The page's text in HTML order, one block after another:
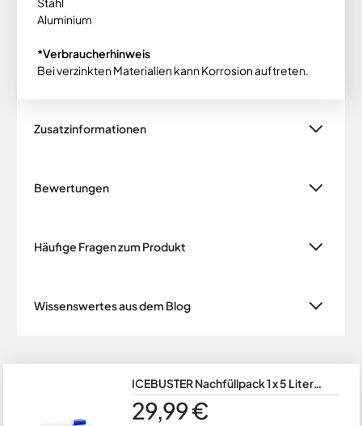
Aluminium
*Verbraucherhinweis
Bei verzinkten Materialien kann Korrosion auftreten.
Zusatzinformationen
Bewertungen
Häufige Fragen zum Produkt
Wissenswertes aus dem Blog
ICEBUSTER Nachfüllpack 1 x 5 Liter
Kanister zur Wiederbefüllung der
Drucksprühflasche / ca. 250 qm
29,99 €